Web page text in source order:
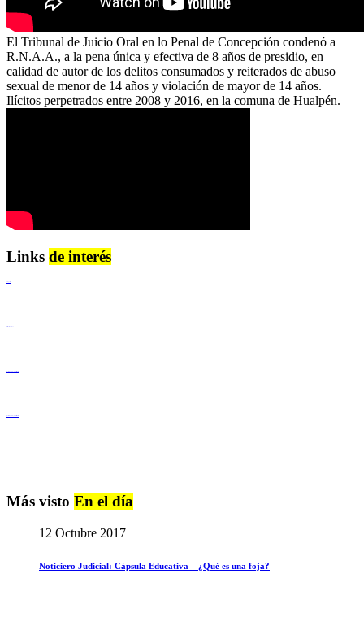
El Tribunal de Juicio Oral en lo Penal de Concepción condenó a
R.N.A.A., a la pena única y efectiva de 8 años de presidio, en
calidad de autor de los delitos consumados y reiterados de abuso
sexual de menor de 14 años y violación de mayor de 14 años.
Ilícitos perpetrados entre 2008 y 2016, en la comuna de Hualpén.
Links de interés
Más visto En el día
12 Octubre 2017
Noticiero Judicial: Cápsula Educativa – ¿Qué es una foja?